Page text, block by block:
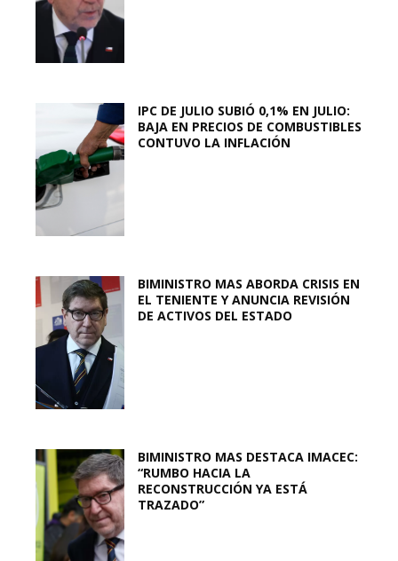
IPC DE JULIO SUBIÓ 0,1% EN JULIO:
BAJA EN PRECIOS DE COMBUSTIBLES
CONTUVO LA INFLACIÓN
BIMINISTRO MAS ABORDA CRISIS EN
EL TENIENTE Y ANUNCIA REVISIÓN
DE ACTIVOS DEL ESTADO
BIMINISTRO MAS DESTACA IMACEC:
“RUMBO HACIA LA
RECONSTRUCCIÓN YA ESTÁ
TRAZADO”